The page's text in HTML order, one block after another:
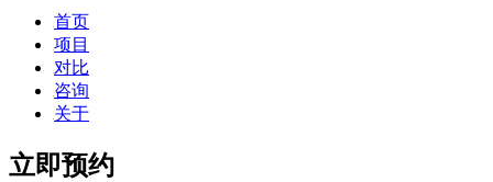
首页
项目
对比
咨询
关于
立即预约